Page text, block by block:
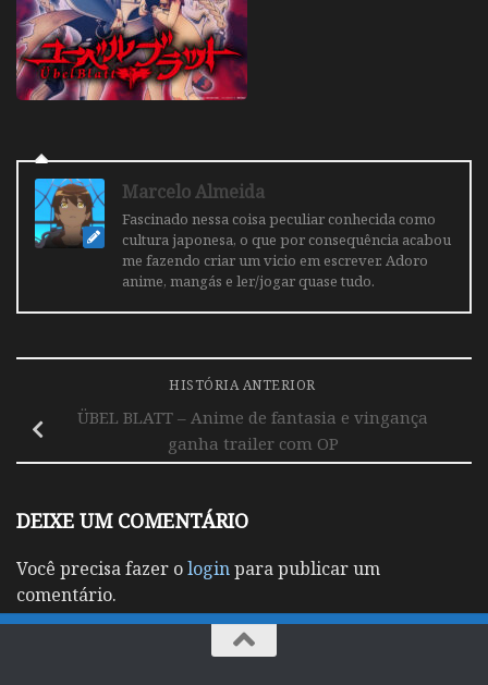
Marcelo Almeida
Fascinado nessa coisa peculiar conhecida como
cultura japonesa, o que por consequência acabou
me fazendo criar um vicio em escrever. Adoro
anime, mangás e ler/jogar quase tudo.
HISTÓRIA ANTERIOR
ÜBEL BLATT – Anime de fantasia e vingança
ganha trailer com OP
DEIXE UM COMENTÁRIO
Você precisa fazer ologinpara publicar um
comentário.